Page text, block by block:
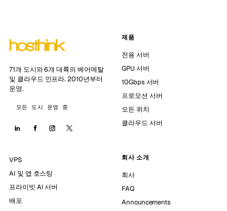
71개 도시와 6개 대륙의 베어메탈
및 클라우드 인프라. 2010년부터
운영.
모든 도시 운영 중
제품
전용 서버
GPU 서버
10Gbps 서버
프로모션 서버
모든 위치
클라우드 서버
VPS
AI 및 앱 호스팅
프라이빗 AI 서버
배포
회사 소개
회사
FAQ
Announcements